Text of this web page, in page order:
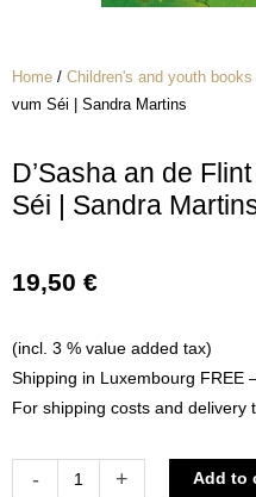
Home / Children's and youth books
vum Séi | Sandra Martins
D’Sasha an de
Séi | Sandra
19,50 €
(incl. 3 % value added tax)
Shipping in Luxembourg FREE
For shipping costs and delivery
-
D'Sasha
+ Add to